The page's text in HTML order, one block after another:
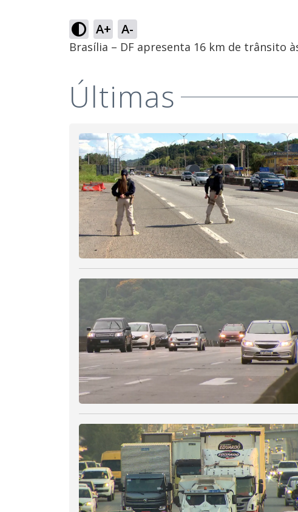
A+ A-
Brasília – DF apresenta 16 km de trânsito
Últimas